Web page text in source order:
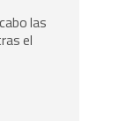
las
el